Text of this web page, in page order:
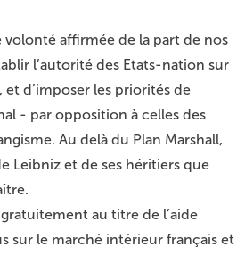
volonté affirmée de la part de nos
l’autorité des Etats-nation sur
et d’imposer les priorités de
- par opposition à celles des
Au delà du Plan Marshall,
Leibniz et de ses héritiers que
au titre de l’aide
sur le marché intérieur français et